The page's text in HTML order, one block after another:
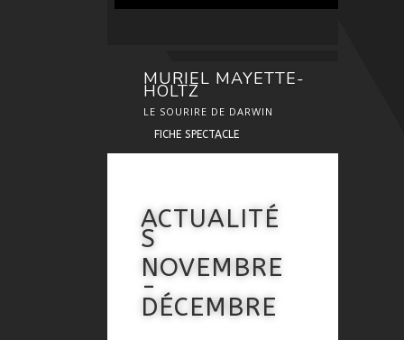
MURIEL MAYETTE-
HOLTZ
LE SOURIRE DE DARWIN
FICHE SPECTACLE
ACTUALITÉ
S
NOVEMBRE
-
DÉCEMBRE